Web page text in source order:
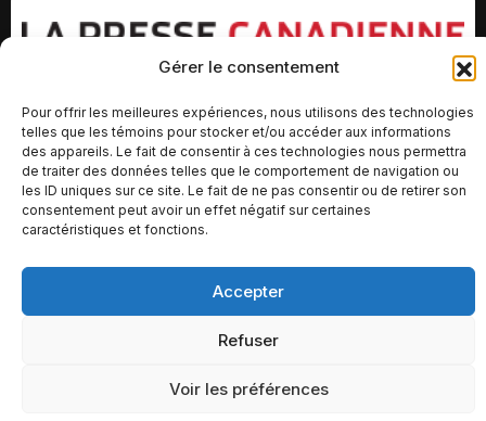
Gérer le consentement
Pour offrir les meilleures expériences, nous utilisons des technologies
telles que les témoins pour stocker et/ou accéder aux informations
des appareils. Le fait de consentir à ces technologies nous permettra
de traiter des données telles que le comportement de navigation ou
les ID uniques sur ce site. Le fait de ne pas consentir ou de retirer son
consentement peut avoir un effet négatif sur certaines
caractéristiques et fonctions.
Accepter
Refuser
Voir les préférences
© Copyright 2026 – Altomédia Inc |
Ce site internet a été conçu et développé par Chameleon Ideas